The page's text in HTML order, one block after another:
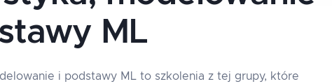
ML
i podstawy ML to szkolenia z tej grupy, które